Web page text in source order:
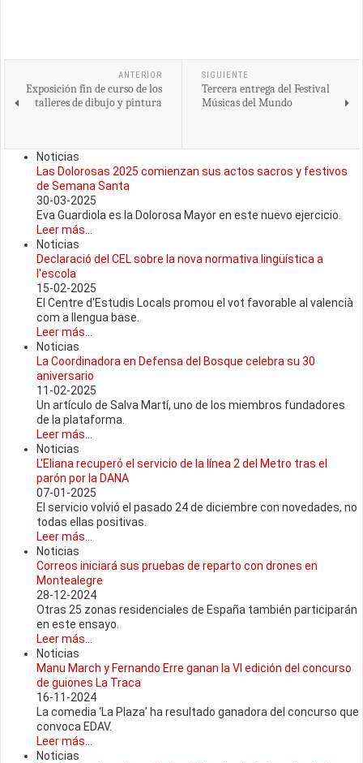
ANTERIOR
Exposición fin de curso de los
talleres de dibujo y pintura
SIGUIENTE
Tercera entrega del Festival
Músicas del Mundo
Noticias
Las Dolorosas 2025 comienzan sus actos sacros y festivos
de Semana Santa
30-03-2025
Eva Guardiola es la Dolorosa Mayor en este nuevo ejercicio.
Leer más...
Noticias
Declaració del CEL sobre la nova normativa lingüística a
l'escola
15-02-2025
El Centre d'Estudis Locals promou el vot favorable al valencià
com a llengua base.
Leer más...
Noticias
La Coordinadora en Defensa del Bosque celebra su 30
aniversario
11-02-2025
Un artículo de Salva Martí, uno de los miembros fundadores
de la plataforma.
Leer más...
Noticias
L'Eliana recuperó el servicio de la línea 2 del Metro tras el
parón por la DANA
07-01-2025
El servicio volvió el pasado 24 de diciembre con novedades, no
todas ellas positivas.
Leer más...
Noticias
Correos iniciará sus pruebas de reparto con drones en
Montealegre
28-12-2024
Otras 25 zonas residenciales de España también participarán
en este ensayo.
Leer más...
Noticias
Manu March y Fernando Erre ganan la VI edición del concurso
de guiones La Traca
16-11-2024
La comedia ‘La Plaza’ ha resultado ganadora del concurso que
convoca EDAV.
Leer más...
Noticias